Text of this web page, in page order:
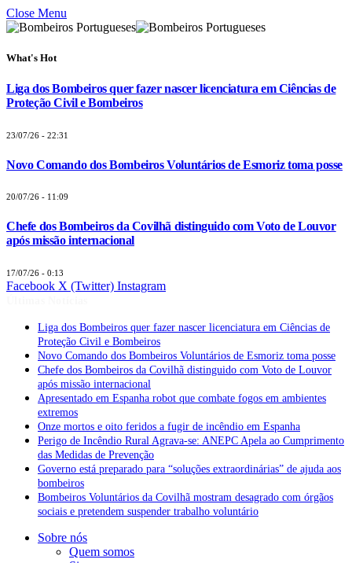
Close Menu
What's Hot
Liga dos Bombeiros quer fazer nascer licenciatura em Ciências de
Proteção Civil e Bombeiros
23/07/26 - 22:31
Novo Comando dos Bombeiros Voluntários de Esmoriz toma posse
20/07/26 - 11:09
Chefe dos Bombeiros da Covilhã distinguido com Voto de Louvor
após missão internacional
17/07/26 - 0:13
Facebook X (Twitter) Instagram
Liga dos Bombeiros quer fazer nascer licenciatura em Ciências de
Proteção Civil e Bombeiros
Novo Comando dos Bombeiros Voluntários de Esmoriz toma posse
Chefe dos Bombeiros da Covilhã distinguido com Voto de Louvor
após missão internacional
Apresentado em Espanha robot que combate fogos em ambientes
extremos
Onze mortos e oito feridos a fugir de incêndio em Espanha
Perigo de Incêndio Rural Agrava-se: ANEPC Apela ao Cumprimento
das Medidas de Prevenção
Governo está preparado para “soluções extraordinárias” de ajuda aos
bombeiros
Bombeiros Voluntários da Covilhã mostram desagrado com órgãos
sociais e pretendem suspender trabalho voluntário
Sobre nós
Quem somos